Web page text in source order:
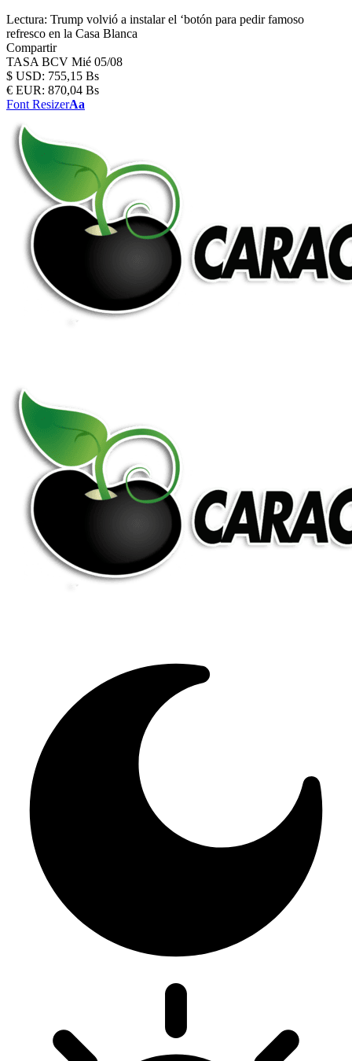
Lectura: Trump volvió a instalar el ‘botón para pedir famoso
refresco en la Casa Blanca
Compartir
TASA BCV Mié 05/08
$ USD: 755,15 Bs
€ EUR: 870,04 Bs
Font ResizerAa